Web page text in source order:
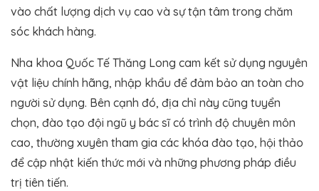
vào chất lượng dịch vụ cao và sự tận tâm trong chăm
sóc khách hàng.
Nha khoa Quốc Tế Thăng Long cam kết sử dụng nguyên
vật liệu chính hãng, nhập khẩu để đảm bảo an toàn cho
người sử dụng. Bên cạnh đó, địa chỉ này cũng tuyển
chọn, đào tạo đội ngũ y bác sĩ có trình độ chuyên môn
cao, thường xuyên tham gia các khóa đào tạo, hội thảo
để cập nhật kiến thức mới và những phương pháp điều
trị tiên tiến.